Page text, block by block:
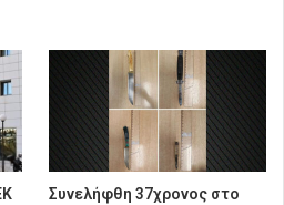
Συνελήφθη 37χρονος στο